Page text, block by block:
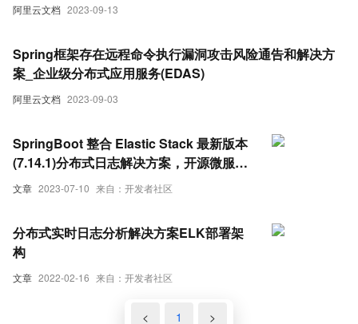
阿里云文档 2023-09-13
阿里云文档 2023-09-03
Spring框架存在远程命令执行漏洞攻击风险通告和解决方
案_企业级分布式应用服务(EDAS)
文章 2023-07-10 来自：开发者社区
SpringBoot 整合 Elastic Stack 最新版本
(7.14.1)分布式日志解决方案，开源微服务
全栈项目【有来商城】的日志落地实践
文章 2022-02-16 来自：开发者社区
分布式实时日志分析解决方案ELK部署架
构
< 1 >